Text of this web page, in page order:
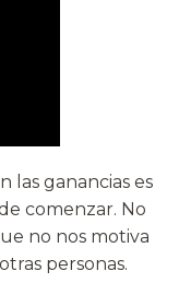
las ganancias es
comenzar. No
no nos motiva
personas.